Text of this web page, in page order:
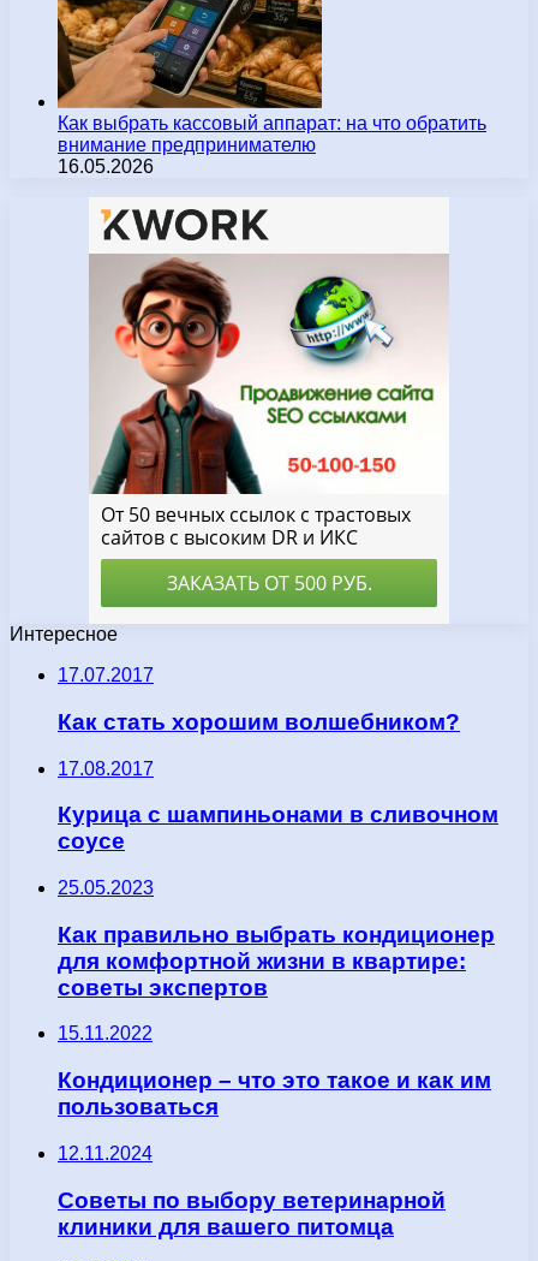
Как выбрать кассовый аппарат: на что обратить
внимание предпринимателю
16.05.2026
Интересное
17.07.2017
Как стать хорошим волшебником?
17.08.2017
Курица с шампиньонами в сливочном
соусе
25.05.2023
Как правильно выбрать кондиционер
для комфортной жизни в квартире:
советы экспертов
15.11.2022
Кондиционер – что это такое и как им
пользоваться
12.11.2024
Советы по выбору ветеринарной
клиники для вашего питомца